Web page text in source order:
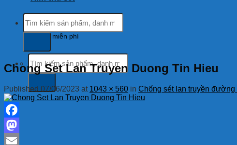
Hỗ trợ khách hàng
tổng đài miễn phí
Tìm
kiếm:
Tìm
kiếm:
Chong Set Lan Truyen Duong Tin Hieu
Published 07/06/2023 at 1043 × 560 in Chống sét lan truyền
Facebook
Mastodon